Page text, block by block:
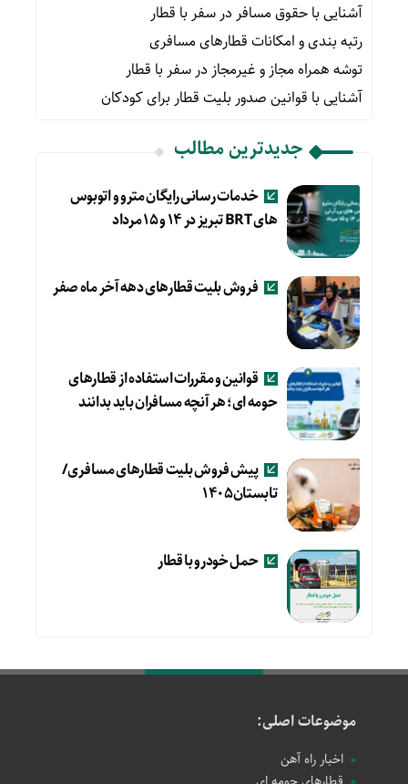
آشنایی با حقوق مسافر در سفر با قطار
رتبه بندی و امکانات قطارهای مسافری
توشه همراه مجاز و غیرمجاز در سفر با قطار
آشنایی با قوانین صدور بلیت قطار برای کودکان
جدیدترین مطالب
خدمات رسانی رایگان مترو و اتوبوس
های BRT تبریز در ۱۴ و ۱۵ مرداد
فروش بلیت قطارهای دهه آخر ماه صفر
قوانین و مقررات استفاده از قطارهای
حومه ای؛ هر آنچه مسافران باید بدانند
پیش فروش بلیت قطارهای مسافری/
تابستان۱۴۰۵
حمل خودرو با قطار
موضوعات اصلی:
اخبار راه آهن